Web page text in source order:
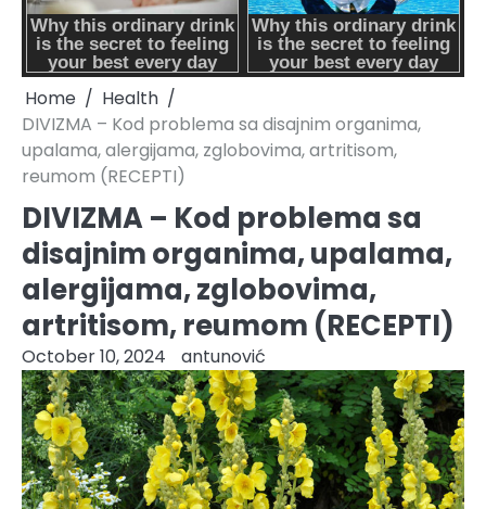
Home
Health
DIVIZMA – Kod problema sa disajnim organima,
upalama, alergijama, zglobovima, artritisom,
reumom (RECEPTI)
DIVIZMA – Kod problema sa
disajnim organima, upalama,
alergijama, zglobovima,
artritisom, reumom (RECEPTI)
October 10, 2024 antunović